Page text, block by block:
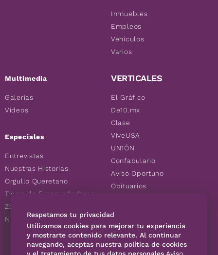
Multimedia
Galerías
Videos
Especiales
Entrevistas
Nuestras Historias
Orgullo Queretano
Tierra de Emprendedores
Zoociales
Nuevos Queretanos
Inmuebles
Empleos
Vehículos
Varios
VERTICALES
El Gráfico
De10.mx
Clase
ViveUSA
UN1ÓN
Confabulario
Aviso Oportuno
Obituarios
Consultas
SÍGUENOS
Respetamos tu privacidad
Utilizamos cookies para mejorar tu experiencia
y mostrarte contenido relevante. Al continuar
navegando, aceptas nuestra política de cookies